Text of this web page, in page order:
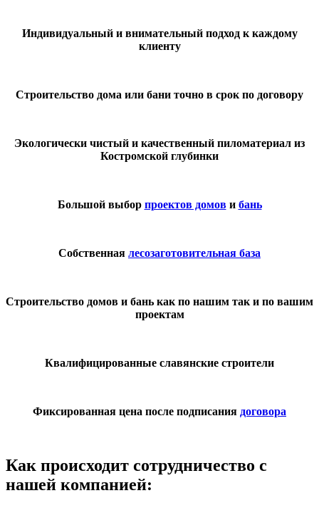
Индивидуальный и внимательный подход к каждому
клиенту
Строительство дома или бани точно в срок по договору
Экологически чистый и качественный пиломатериал из
Костромской глубинки
Большой выбор проектов домови бань
Собственная лесозаготовительная база
Строительство домов и бань как по нашим так и по вашим
проектам
Квалифицированные славянские строители
Фиксированная цена после подписания договора
Как происходит сотрудничество с
нашей компанией: